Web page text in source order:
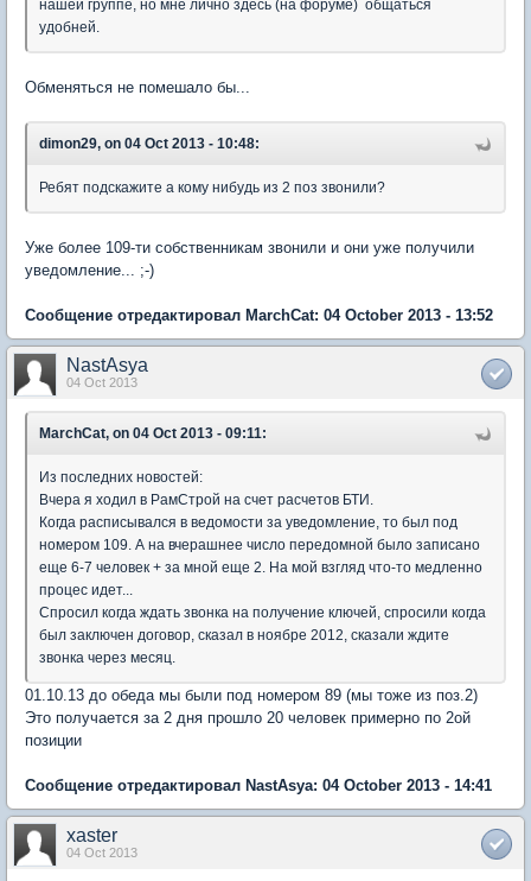
нашей группе, но мне лично здесь (на форуме) общаться
удобней.
Обменяться не помешало бы...
dimon29, on 04 Oct 2013 - 10:48:
Ребят подскажите а кому нибудь из 2 поз звонили?
Уже более 109-ти собственникам звонили и они уже получили
уведомление... ;-)
Сообщение отредактировал MarchCat: 04 October 2013 - 13:52
NastAsya
04 Oct 2013
MarchCat, on 04 Oct 2013 - 09:11:
Из последних новостей:
Вчера я ходил в РамСтрой на счет расчетов БТИ.
Когда расписывался в ведомости за уведомление, то был под
номером 109. А на вчерашнее число передомной было записано
еще 6-7 человек + за мной еще 2. На мой взгляд что-то медленно
процес идет...
Спросил когда ждать звонка на получение ключей, спросили когда
был заключен договор, сказал в ноябре 2012, сказали ждите
звонка через месяц.
01.10.13 до обеда мы были под номером 89 (мы тоже из поз.2)
Это получается за 2 дня прошло 20 человек примерно по 2ой
позиции
Сообщение отредактировал NastAsya: 04 October 2013 - 14:41
xaster
04 Oct 2013